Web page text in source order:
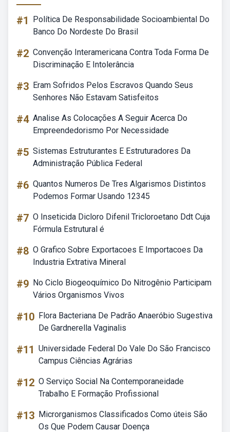
#1
Política De Responsabilidade Socioambiental Do
Banco Do Nordeste Do Brasil
#2 Convenção Interamericana Contra Toda Forma De
Discriminação E Intolerância
#3 Eram Sofridos Pelos Escravos Quando Seus
Senhores Não Estavam Satisfeitos
#4 Analise As Colocações A Seguir Acerca Do
Empreendedorismo Por Necessidade
#5 Sistemas Estruturantes E Estruturadores Da
Administração Pública Federal
#6 Quantos Numeros De Tres Algarismos Distintos
Podemos Formar Usando 12345
#7 O Inseticida Dicloro Difenil Tricloroetano Ddt Cuja
Fórmula Estrutural é
#8 O Grafico Sobre Exportacoes E Importacoes Da
Industria Extrativa Mineral
#9 No Ciclo Biogeoquímico Do Nitrogênio Participam
Vários Organismos Vivos
#10 Flora Bacteriana De Padrão Anaeróbio Sugestiva
De Gardnerella Vaginalis
#11 Universidade Federal Do Vale Do São Francisco
Campus Ciências Agrárias
#12 O Serviço Social Na Contemporaneidade
Trabalho E Formação Profissional
#13 Microrganismos Classificados Como úteis São
Os Que Podem Causar Doença